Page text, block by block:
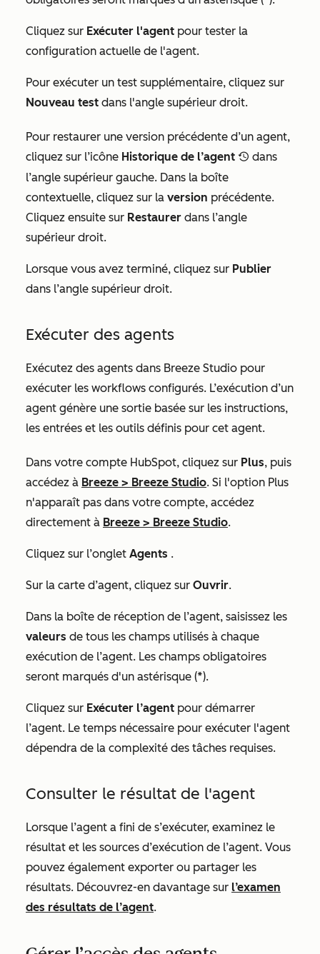
Cliquez sur Exécuter l'agent pour tester la
configuration actuelle de l'agent.
Pour exécuter un test supplémentaire, cliquez sur
Nouveau test dans l'angle supérieur droit.
Pour restaurer une version précédente d’un agent,
cliquez sur l’icône Historique de l’agent recentlySelectedIcon dans
l’angle supérieur gauche. Dans la boîte
contextuelle, cliquez sur la version précédente.
Cliquez ensuite sur Restaurer dans l’angle
supérieur droit.
Lorsque vous avez terminé, cliquez sur Publier
dans l’angle supérieur droit.
Exécuter des agents
Exécutez des agents dans Breeze Studio pour
exécuter les workflows configurés. L’exécution d’un
agent génère une sortie basée sur les instructions,
les entrées et les outils définis pour cet agent.
Dans votre compte HubSpot, cliquez sur Plus, puis
accédez à Breeze > Breeze Studio. Si l'option Plus
n'apparaît pas dans votre compte, accédez
directement à Breeze > Breeze Studio.
Cliquez sur l’onglet Agents .
Sur la carte d’agent, cliquez sur Ouvrir.
Dans la boîte de réception de l’agent, saisissez les
valeurs de tous les champs utilisés à chaque
exécution de l’agent. Les champs obligatoires
seront marqués d'un astérisque (*).
Cliquez sur Exécuter l’agent pour démarrer
l’agent. Le temps nécessaire pour exécuter l'agent
dépendra de la complexité des tâches requises.
Consulter le résultat de l'agent
Lorsque l’agent a fini de s’exécuter, examinez le
résultat et les sources d’exécution de l’agent. Vous
pouvez également exporter ou partager les
résultats. Découvrez-en davantage sur l’examen
des résultats de l’agent.